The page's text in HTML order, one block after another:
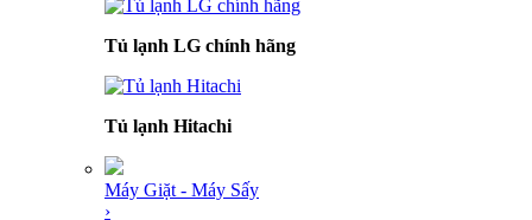
Tủ lạnh LG chính hãng
Tủ lạnh Hitachi
Máy Giặt - Máy Sấy
›